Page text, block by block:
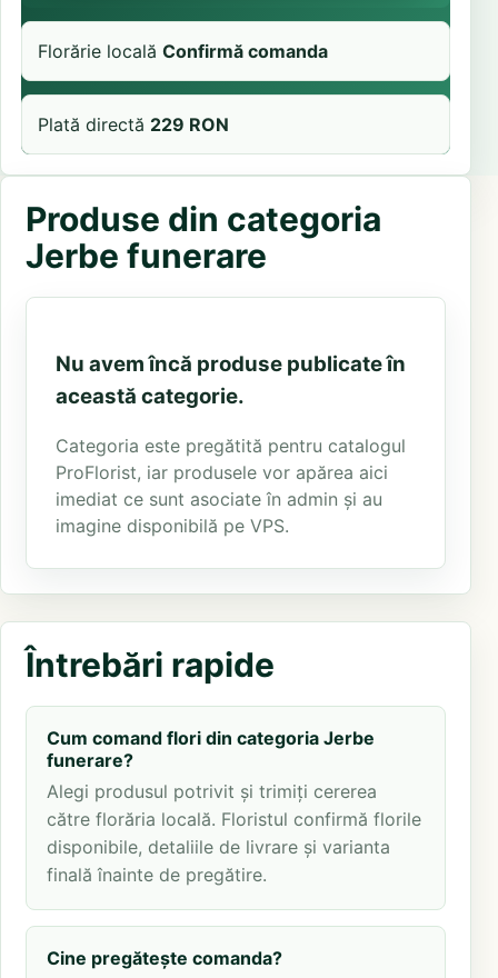
Florărie locală Confirmă comanda
Plată directă 229 RON
Produse din categoria
Jerbe funerare
Nu avem încă produse publicate în
această categorie.
Categoria este pregătită pentru catalogul
ProFlorist, iar produsele vor apărea aici
imediat ce sunt asociate în admin și au
imagine disponibilă pe VPS.
Întrebări rapide
Cum comand flori din categoria Jerbe
funerare?
Alegi produsul potrivit și trimiți cererea
către florăria locală. Floristul confirmă florile
disponibile, detaliile de livrare și varianta
finală înainte de pregătire.
Cine pregătește comanda?